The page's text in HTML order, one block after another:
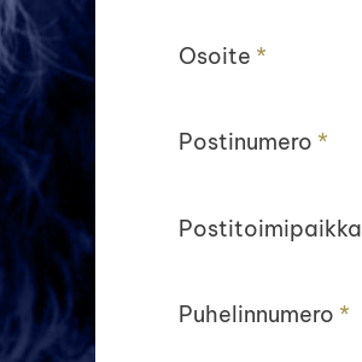
Osoite *
Postinumero *
Postitoimipaikka
Puhelinnumero *